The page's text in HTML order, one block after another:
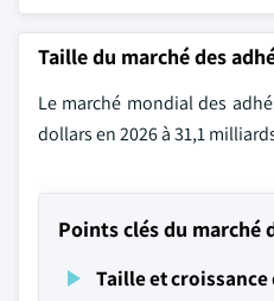
Taille du marché des
Le marché mondial des
dollars en 2026 à 31,1
Points clés du marché
Taille et